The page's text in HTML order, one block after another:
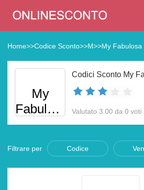
Home>>Codice Sconto>>M>>My Fabulosa
My
Fabulosa
Codici Sconto My
Valutato 3.00 da 0 voti
Filtrare per Codice